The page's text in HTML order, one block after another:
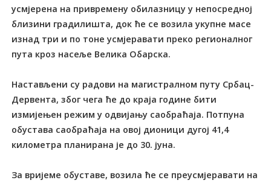
усмјерена на привремену обилазницу у непосредној
близини градилишта, док ће се возила укупне масе
изнад три и по тоне усмјеравати преко регионалног
пута кроз насеље Велика Обарска.
Настављени су радови на магистралном путу Србац-
Дервента, због чега ће до краја године бити
измијењен режим у одвијању саобраћаја. Потпуна
обустава саобраћаја на овој дионици дугој 41,4
километра планирана је до 30. јуна.
За вријеме обуставе, возила ће се преусмјеравати на